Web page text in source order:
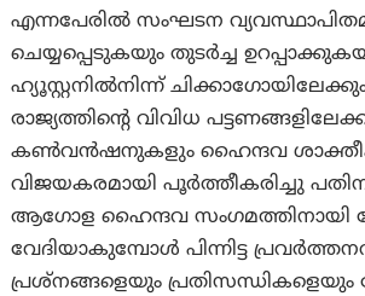
എന്നപേരിൽ സംഘടന
ചെയ്യപ്പെടുകയും തുടർച്ച
ഹ്യൂസ്റ്റനിൽനിന്ന്
രാജ്യത്തിന്റെ വിവിധ
കണ്‍വൻഷനുകളും ഹൈന്ദവ
വിജയകരമായി പൂർത്തീകരിച്ചു
ആഗോള ഹൈന്ദവ സംഗമത്തിനായി
വേദിയാകുമ്പോൾ പിന്നിട്ട
പ്രശ്നങ്ങളെയും